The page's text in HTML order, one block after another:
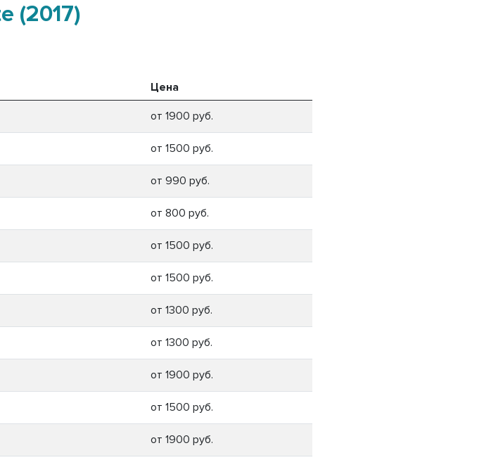
(2017)
Цена
от 1900 руб.
от 1500 руб.
от 990 руб.
от 800 руб.
от 1500 руб.
от 1500 руб.
от 1300 руб.
от 1300 руб.
от 1900 руб.
от 1500 руб.
от 1900 руб.